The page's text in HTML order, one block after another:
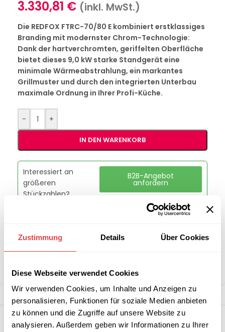
Zustimmung Details Über Cookies
Diese Webseite verwendet Cookies
Wir verwenden Cookies, um Inhalte und Anzeigen zu
personalisieren, Funktionen für soziale Medien anbieten
zu können und die Zugriffe auf unsere Website zu
analysieren. Außerdem geben wir Informationen zu Ihrer
3.330,81 € (inkl. MwSt.)
Die REDFOX FTRC-70/80 E kombiniert erstklassiges
Branding mit modernster Chrom-Technologie:
Dank der hartverchromten, geriffelten Oberfläche
bietet dieses 9,0 kW starke Standgerät eine
minimale Wärmeabstrahlung, ein markantes
Grillmuster und durch den integrierten Unterbau
maximale Ordnung in Ihrer Profi-Küche.
- +
IN DEN WARENKORB
Interessiert an
größeren
Stückzahlen?
B2B-Angebot
anfordern
Kategorie: Grills & Toaster
Marke:Redfox
Teilen: